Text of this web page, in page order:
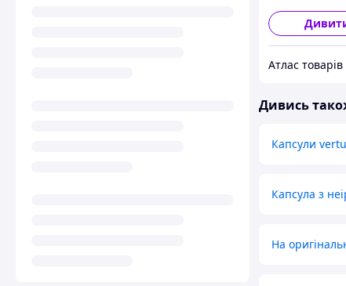
Атлас товарів
Дивись
Капсули
Капсула з
На